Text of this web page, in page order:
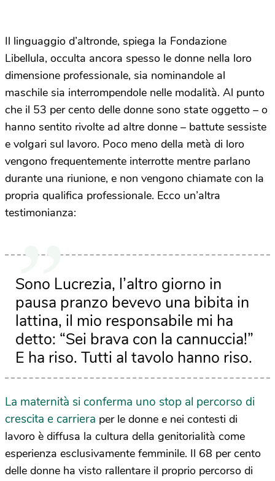
Il linguaggio d’altronde, spiega la Fondazione
Libellula, occulta ancora spesso le donne nella loro
dimensione professionale, sia nominandole al
maschile sia interrompendole nelle modalità. Al punto
che il 53 per cento delle donne sono state oggetto – o
hanno sentito rivolte ad altre donne – battute sessiste
e volgari sul lavoro. Poco meno della metà di loro
vengono frequentemente interrotte mentre parlano
durante una riunione, e non vengono chiamate con la
propria qualifica professionale. Ecco un’altra
testimonianza:
Sono Lucrezia, l’altro giorno in
pausa pranzo bevevo una bibita in
lattina, il mio responsabile mi ha
detto: “Sei brava con la cannuccia!”
E ha riso. Tutti al tavolo hanno riso.
La maternità si conferma uno stop al percorso di
crescita e carriera per le donne e nei contesti di
lavoro è diffusa la cultura della genitorialità come
esperienza esclusivamente femminile. Il 68 per cento
delle donne ha visto rallentare il proprio percorso di